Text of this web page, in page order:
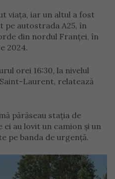
viața, iar un altul a fost
autostrada A25, în
din nordul Franței, în
2024.
orei 16:30, la nivelul
Laurent, relatează
părăseau stația de
au lovit un camion și un
pe banda de urgență.